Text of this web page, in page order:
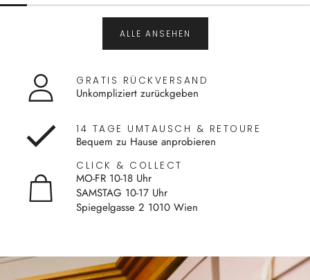
ALLE ANSEHEN
GRATIS RÜCKVERSAND
Unkompliziert zurückgeben
14 TAGE UMTAUSCH & RETOURE
Bequem zu Hause anprobieren
CLICK & COLLECT
MO-FR 10-18 Uhr
SAMSTAG 10-17 Uhr
Spiegelgasse 2 1010 Wien